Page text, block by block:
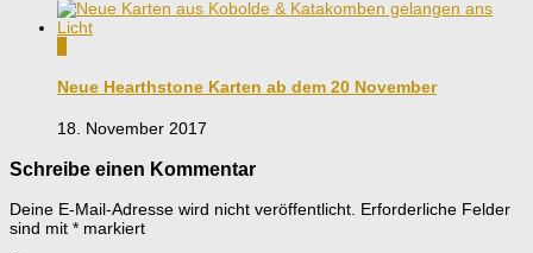
Neue Hearthstone Karten ab dem 20 November
18. November 2017
Schreibe einen Kommentar
Deine E-Mail-Adresse wird nicht veröffentlicht. Erforderliche Felder
sind mit * markiert